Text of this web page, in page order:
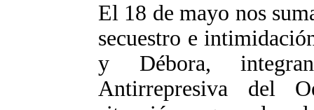
El 18 de mayo nos
secuestro e
y Débora,
Antirrepresiva del